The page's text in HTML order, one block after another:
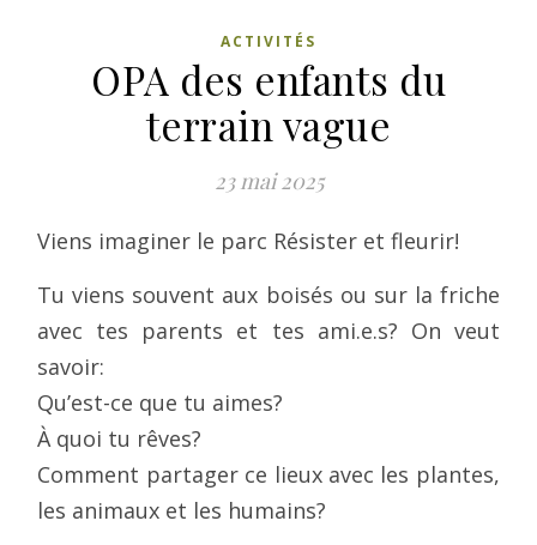
ACTIVITÉS
OPA des enfants du
terrain vague
23 mai 2025
Viens imaginer le parc Résister et fleurir!
Tu viens souvent aux boisés ou sur la friche
avec tes parents et tes ami.e.s? On veut
savoir:
Qu’est-ce que tu aimes?
À quoi tu rêves?
Comment partager ce lieux avec les plantes,
les animaux et les humains?